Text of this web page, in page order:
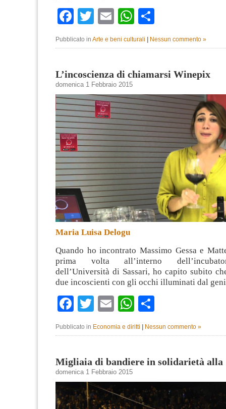
Facebook
TwitterEmailWhatsApp
Pubblicato in Arte e beni culturali | Nessun commento »
L’incoscienza di chiamarsi Winepix
domenica 1 Febbraio 2015
Maria Luisa Delogu
Quando ho incontrato Massimo Gessa e
prima volta all’interno
dell’Università di Sassari, ho capito subito
due incoscienti con gli occhi illuminati dal
Facebook
TwitterEmailWhatsApp
Pubblicato in Economia e diritti Nessun commento »
Migliaia di bandiere in solidarietà alla
domenica 1 Febbraio 2015